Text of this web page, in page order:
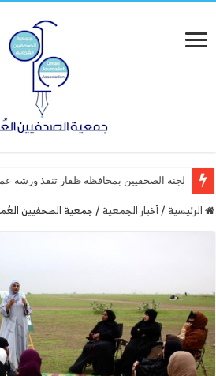
لجنة الصحفيين بمحافظة ظفار تنفذ ورشة
الرئيسية /أخبار الجمعية /جمعية الصحفيين